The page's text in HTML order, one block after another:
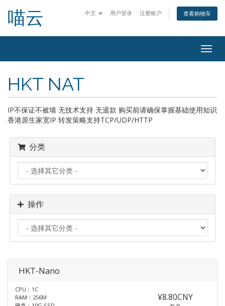
中文 用户登录 注册账户 查看购物车
喵云
切
换
HKT NAT
IP不保证不被墙 无技术支持 无退款 购买前请确保掌握基础使用知识
香港原生家宽IP 转发策略支持TCP/UDP/HTTP
分类
操作
HKT-Nano
CPU：1C
RAM：256M
¥8.80CNY